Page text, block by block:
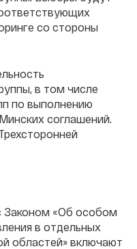
со стороны
в том числе
по выполнению
соглашений.
Законом «Об особом
в отдельных
областей» включают